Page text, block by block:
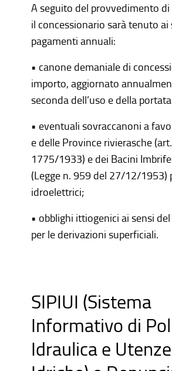
A seguito del provvedimento
il concessionario sarà tenuto ai
pagamenti annuali:
• canone demaniale di
importo, aggiornato
seconda dell’uso e della
• eventuali sovraccanoni a
e delle Province rivierasche
1775/1933) e dei Bacini
(Legge n. 959 del 27/12/1953)
idroelettrici;
• obblighi ittiogenici ai sensi
per le derivazioni superficiali.
SIPIUI (Sistema
Informativo di
Idraulica e Utenze